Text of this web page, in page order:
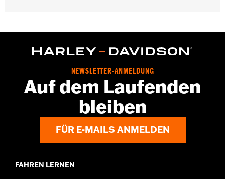
NEWSLETTER-ANMELDUNG
Auf dem Laufenden
bleiben
FÜR E-MAILS ANMELDEN
FAHREN LERNEN